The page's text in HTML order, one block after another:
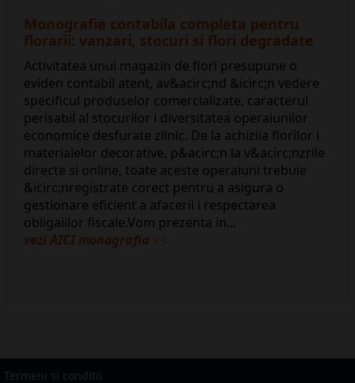
Monografie contabila completa pentru
florarii: vanzari, stocuri si flori degradate
Activitatea unui magazin de flori presupune o
eviden contabil atent, av&acirc;nd &icirc;n vedere
specificul produselor comercializate, caracterul
perisabil al stocurilor i diversitatea operaiunilor
economice desfurate zilnic. De la achiziia florilor i
materialelor decorative, p&acirc;n la v&acirc;nzrile
directe si online, toate aceste operaiuni trebuie
&icirc;nregistrate corect pentru a asigura o
gestionare eficient a afacerii i respectarea
obligaiilor fiscale.Vom prezenta in...
vezi AICI monografia <<
Termeni si conditii